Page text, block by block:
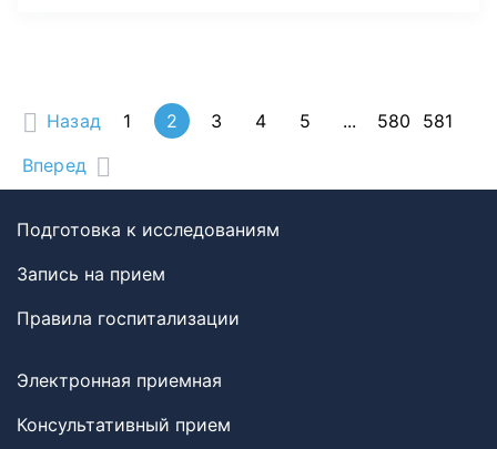
Назад 1 2 3 4 5 ... 580
581
Вперед
Подготовка к исследованиям
Запись на прием
Правила госпитализации
Электронная приемная
Консультативный прием